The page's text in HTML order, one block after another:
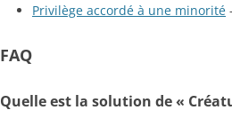
Privilège accordé à une minorité
FAQ
Quelle est la solution de «